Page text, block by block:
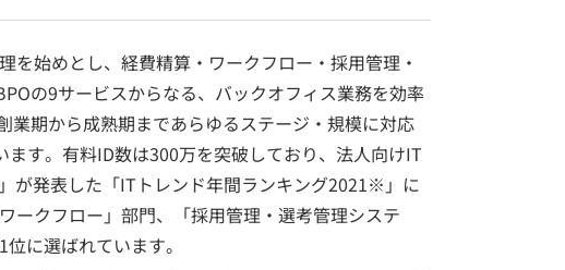
を始めとし、経費精算・ワークフロー・採用管理・
の9サービスからなる、バックオフィス業務を効率
業期から成熟期まであらゆるステージ・規模に対応
す。有料ID数は300万を突破しており、法人向けIT
が発表した「ITトレンド年間ランキング2021※」に
ークフロー」部門、「採用管理・選考管理システ
に選ばれています。